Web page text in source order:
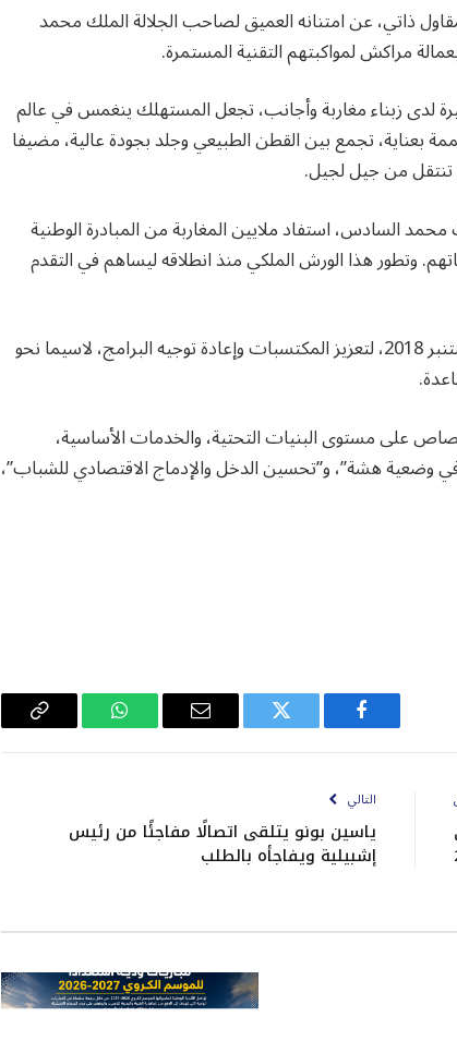
ذاتي، عن امتنانه العميق لصاحب الجلالة الملك محمد
مراكش لمواكبتهم التقنية المستمرة.
لدى زبناء مغاربة وأجانب، تجعل المستهلك ينغمس في عالم
بعناية، تجمع بين القطن الطبيعي وجلد بجودة عالية، مضيفا
تنتقل من جيل لجيل.
الملك محمد السادس، استفاد ملايين المغاربة من المبادرة الوطنية
وتطور هذا الورش الملكي منذ انطلاقه ليساهم في التقدم
وجاءت المرحلة الثالثة من المبادرة، التي أطلقت في شتنبر 2018، لتعزيز المكتسبات وإعادة توجيه البرامج، لاسيما نحو
على مستوى البنيات التحتية، والخدمات الأساسية،
في وضعية هشة”، و”تحسين الدخل والإدماج الاقتصادي للشباب”،
فيسبوك تويتر
البريد
واتساب
Copy
التالي
ياسين بونو يتلقى اتصالًا مفاجئًا من رئيس
إشبيلية ويفاجأه بالطلب